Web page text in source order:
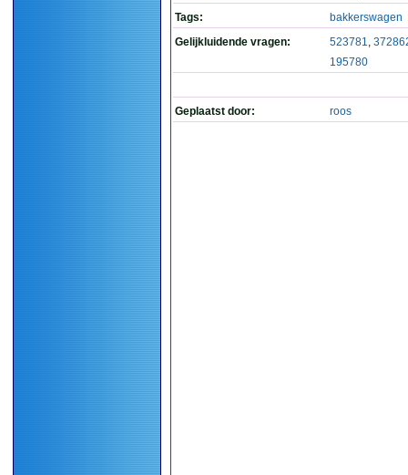
Tags:
bakkerswagen
Gelijkluidende vragen:
523781,
195780
Geplaatst door: roos